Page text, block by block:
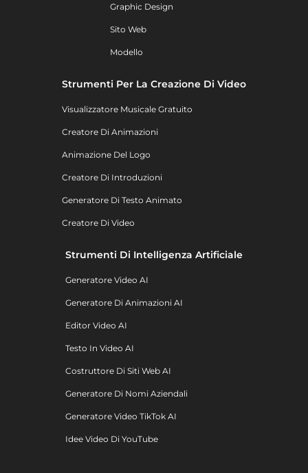
Graphic Design
Sito Web
Modello
Strumenti Per La Creazione Di Video
Visualizzatore Musicale Gratuito
Creatore Di Animazioni
Animazione Del Logo
Creatore Di Introduzioni
Generatore Di Testo Animato
Creatore Di Video
Strumenti Di Intelligenza Artificiale
Generatore Video AI
Generatore Di Animazioni AI
Editor Video AI
Testo In Video AI
Costruttore Di Siti Web AI
Generatore Di Nomi Aziendali
Generatore Video TikTok AI
Idee Video Di YouTube